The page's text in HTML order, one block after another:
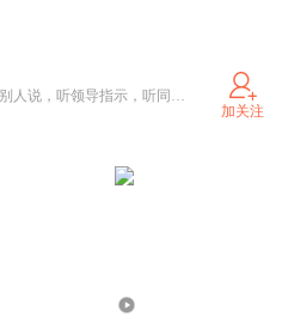
做了20几年会计，一直听别人说，听领导指示，听同事的报怨。自己不能多说一个字，和同事走太近，领导犯嘀咕。领导训斥人，是你这个心腹说的吧！我好想说话，于是我来了，喜马拉雅！
加关注